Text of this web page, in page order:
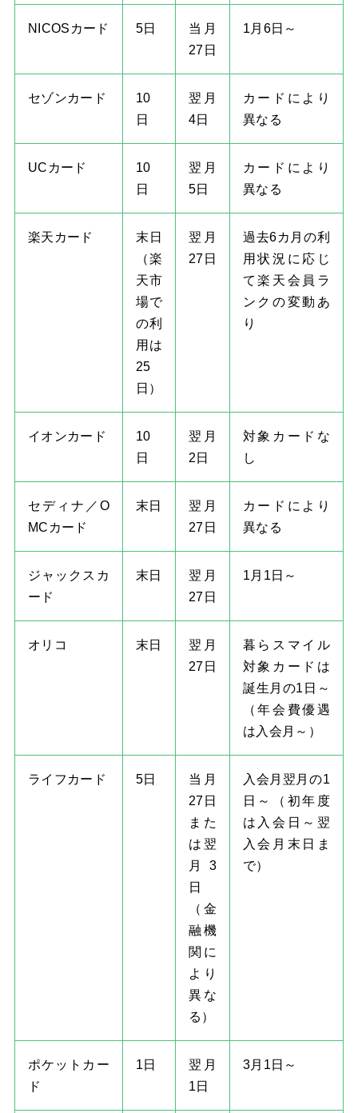
NICOSカード 5日
当月
27日
1月6日～
セゾンカード
10
日
翌月
4日
カードにより
異なる
UCカード
10
日
翌月
5日
カードにより
異なる
楽天カード
末日
（楽
天市
場で
の利
用は
25
日）
翌月
27日
過去6カ月の利
用状況に応じ
て楽天会員ラ
ンクの変動あ
り
イオンカード
10
日
翌月
2日
対象カードな
し
セディナ／O
MCカード
末日
翌月
27日
カードにより
異なる
ジャックスカ
ード
末日
翌月
27日
1月1日～
オリコ 末日
翌月
27日
暮らスマイル
対象カードは
誕生月の1日～
（年会費優遇
は入会月～）
ライフカード 5日
当月
27日
また
は翌
月3
日
（金
融機
関に
より
異な
る）
入会月翌月の1
日～（初年度
は入会日～翌
入会月末日ま
で）
ポケットカー
ド
1日
翌月
1日
3月1日～